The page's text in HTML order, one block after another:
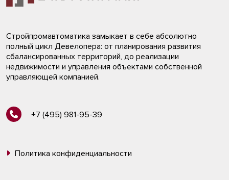
Стройпромавтоматика замыкает в себе абсолютно
полный цикл Девелопера: от планирования развития
сбалансированных территорий, до реализации
недвижимости и управления объектами собственной
управляющей компанией.
+7 (495) 981-95-39
Политика конфиденциальности